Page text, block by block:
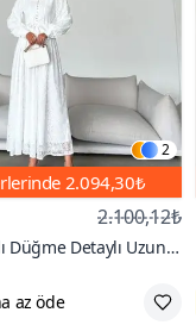
2
2.094,30₺
2.100,12₺
Düğme Detaylı Uzun
Elbise